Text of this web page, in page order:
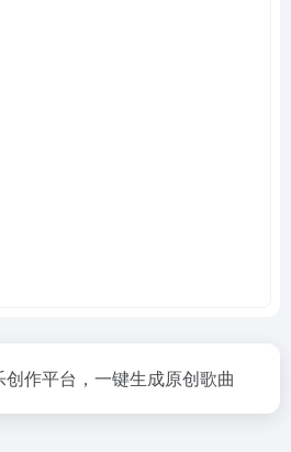
作平台，一键生成原创歌曲